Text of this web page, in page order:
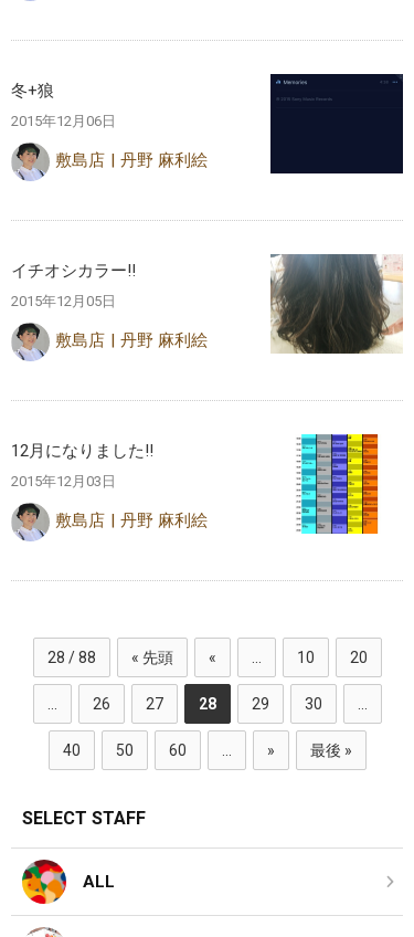
冬+狼
2015年12月06日
敷島店 丹野 麻利絵
イチオシカラー‼︎
2015年12月05日
敷島店 丹野 麻利絵
12月になりました‼︎
2015年12月03日
敷島店 丹野 麻利絵
28 / 88 « 先頭 « 10 20
26 27 28 29 30
40 50 60 » 最後 »
SELECT STAFF
ALL